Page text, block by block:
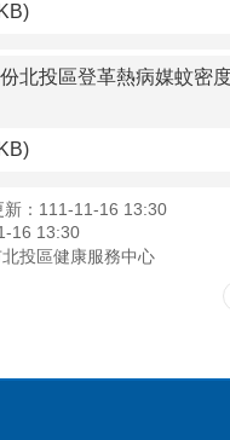
北投區登革熱病媒蚊密
新：111-11-16 13:30
16 13:30
投區健康服務中心